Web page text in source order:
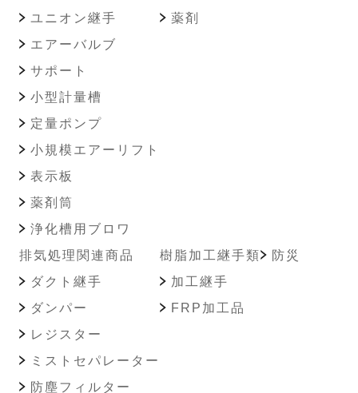
ユニオン継手
エアーバルブ
サポート
小型計量槽
定量ポンプ
小規模エアーリフト
表示板
薬剤筒
浄化槽用ブロワ
薬剤
排気処理関連商品
ダクト継手
ダンパー
レジスター
ミストセパレーター
防塵フィルター
樹脂加工継手類
加工継手
FRP加工品
防災